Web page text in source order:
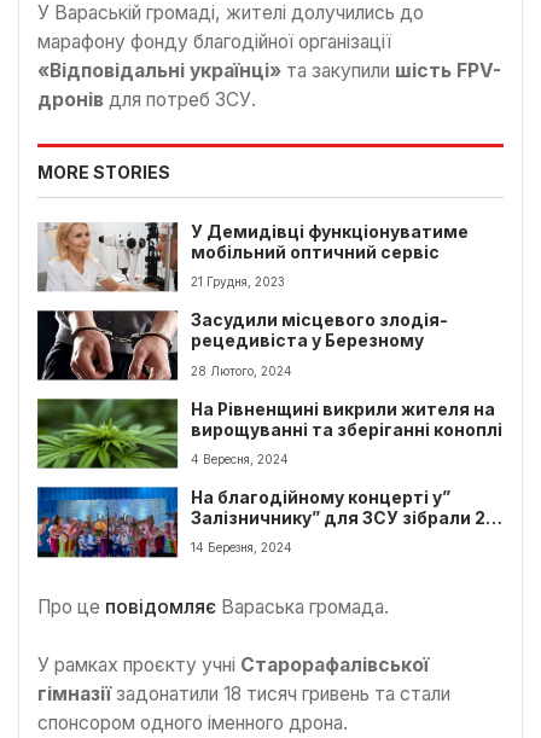
У Вараській громаді, жителі долучились до
марафону фонду благодійної організації
«Відповідальні українці» та закупили шість FPV-
дронів для потреб ЗСУ.
MORE STORIES
У Демидівці функціонуватиме
мобільний оптичний сервіс
21 Грудня, 2023
Засудили місцевого злодія-
рецедивіста у Березному
28 Лютого, 2024
На Рівненщині викрили жителя на
вирощуванні та зберіганні коноплі
4 Вересня, 2024
На благодійному концерті у”
Залізничнику” для ЗСУ зібрали 22
тисячі гривень
14 Березня, 2024
Про це повідомляє Вараська громада.
У рамках проєкту учні Старорафалівської
гімназії задонатили 18 тисяч гривень та стали
спонсором одного іменного дрона.